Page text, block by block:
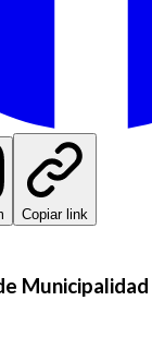
Copiar link